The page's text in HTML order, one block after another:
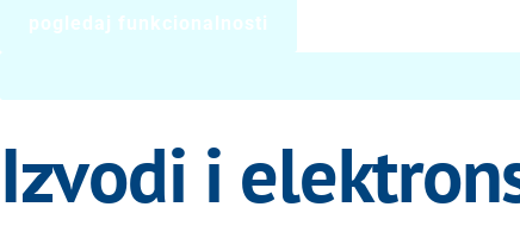
pogledaj funkcionalnosti
Izvodi i